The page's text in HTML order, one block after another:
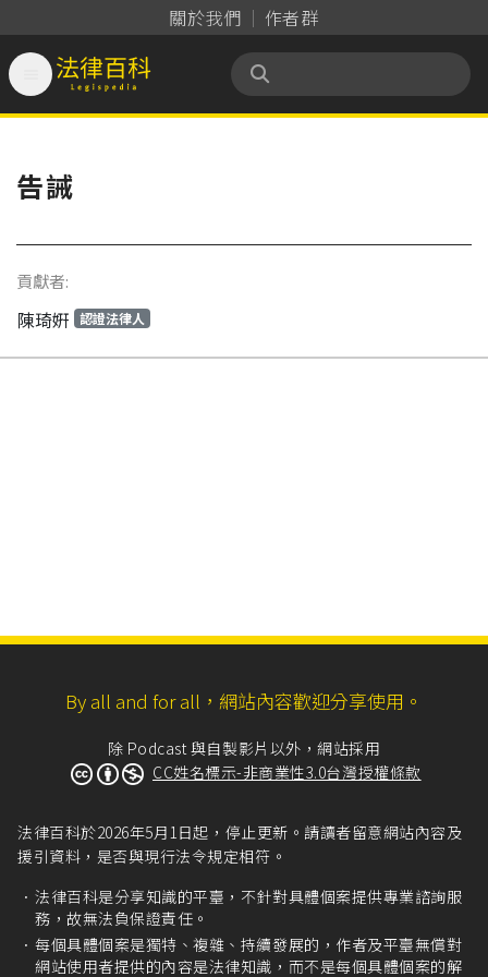
關於我們 作者群
法律百科 Legispedia
告誡
貢獻者:
陳琦姸 認證法律人
By all and for all，網站內容歡迎分享使用。
除 Podcast 與自製影片以外，網站採用
CC姓名標示-非商業性3.0台灣授權條款
法律百科於2026年5月1日起，停止更新。請讀者留意網站內容及
援引資料，是否與現行法令規定相符。
法律百科是分享知識的平臺，不針對具體個案提供專業諮詢服
務，故無法負保證責任。
每個具體個案是獨特、複雜、持續發展的，作者及平臺無償對
網站使用者提供的內容是法律知識，而不是每個具體個案的解